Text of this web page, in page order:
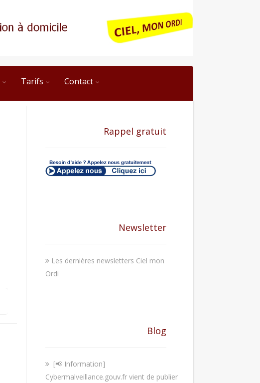
Tarifs Contact
Rappel gratuit
Newsletter
Les dernières newsletters Ciel mon
Ordi
Blog
[📢 Information]
Cybermalveillance.gouv.fr vient de publier